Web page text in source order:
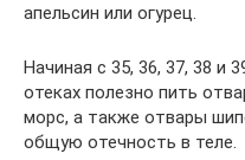
апельсин или огурец.
Начиная с 35, 36, 37, 38 и
отеках полезно пить
морс, а также отвары
общую отечность в теле.